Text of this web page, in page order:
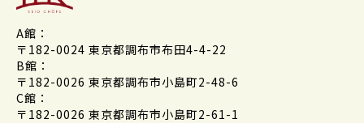
A館：
〒182-0024 東京都調布市布田4-4-22
B館：
〒182-0026 東京都調布市小島町2-48-6
C館：
〒182-0026 東京都調布市小島町2-61-1